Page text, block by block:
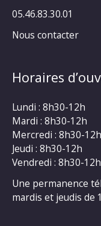
05.46.83.30.01
Nous contacter
Horaires
Lundi : 8h30-12h
Mardi : 8h30-12h
Mercredi : 8h30-
Jeudi : 8h30-12h
Vendredi : 8h30-
Une permanence
mardis et jeudis de